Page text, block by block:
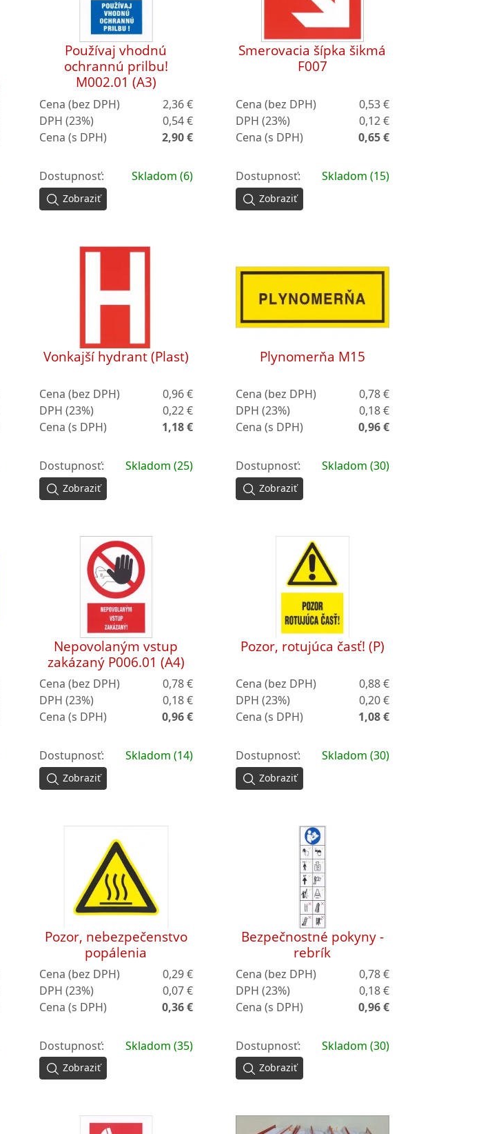
Používaj vhodnú
ochrannú prilbu!
M002.01 (A3)
Cena (bez DPH)
2,36 €
DPH (23%)
0,54 €
Cena (s DPH)
2,90 €
Dostupnosť: Skladom (6)
Zobraziť
Smerovacia šípka šikmá
F007
Cena (bez DPH)
0,53 €
DPH (23%)
0,12 €
Cena (s DPH)
0,65 €
Dostupnosť: Skladom (15)
Zobraziť
Vonkajší hydrant (Plast)
Cena (bez DPH)
0,96 €
DPH (23%)
0,22 €
Cena (s DPH)
1,18 €
Dostupnosť: Skladom (25)
Zobraziť
Plynomerňa M15
Cena (bez DPH)
0,78 €
DPH (23%)
0,18 €
Cena (s DPH)
0,96 €
Dostupnosť: Skladom (30)
Zobraziť
Nepovolaným vstup
zakázaný P006.01 (A4)
Cena (bez DPH)
0,78 €
DPH (23%)
0,18 €
Cena (s DPH)
0,96 €
Dostupnosť: Skladom (14)
Zobraziť
Pozor, rotujúca časť! (P)
Cena (bez DPH)
0,88 €
DPH (23%)
0,20 €
Cena (s DPH)
1,08 €
Dostupnosť: Skladom (30)
Zobraziť
Pozor, nebezpečenstvo
popálenia
Cena (bez DPH)
0,29 €
DPH (23%)
0,07 €
Cena (s DPH)
0,36 €
Dostupnosť: Skladom (35)
Zobraziť
Bezpečnostné pokyny -
rebrík
Cena (bez DPH)
0,78 €
DPH (23%)
0,18 €
Cena (s DPH)
0,96 €
Dostupnosť: Skladom (30)
Zobraziť